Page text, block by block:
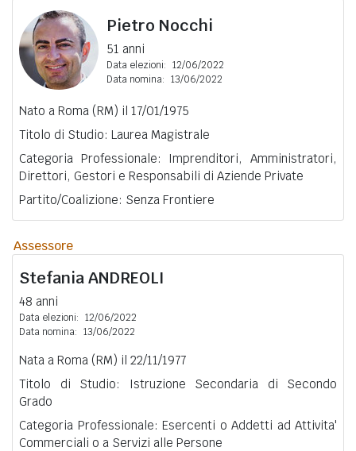
Pietro Nocchi
51 anni
Data elezioni: 12/06/2022
Data nomina: 13/06/2022
Nato a Roma (RM) il 17/01/1975
Titolo di Studio: Laurea Magistrale
Categoria Professionale: Imprenditori, Amministratori,
Direttori, Gestori e Responsabili di Aziende Private
Partito/Coalizione: Senza Frontiere
Assessore
StefaniaANDREOLI
48 anni
Data elezioni: 12/06/2022
Data nomina: 13/06/2022
Nata a Roma (RM) il 22/11/1977
Titolo di Studio: Istruzione Secondaria di Secondo
Grado
Categoria Professionale: Esercenti o Addetti ad Attivita'
Commerciali o a Servizi alle Persone